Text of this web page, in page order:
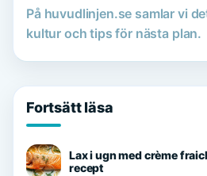
På huvudlinjen.se samlar vi
kultur och tips för nästa plan.
Fortsätt läsa
Lax i ugn med crème
recept